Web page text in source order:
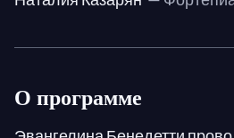
О программе